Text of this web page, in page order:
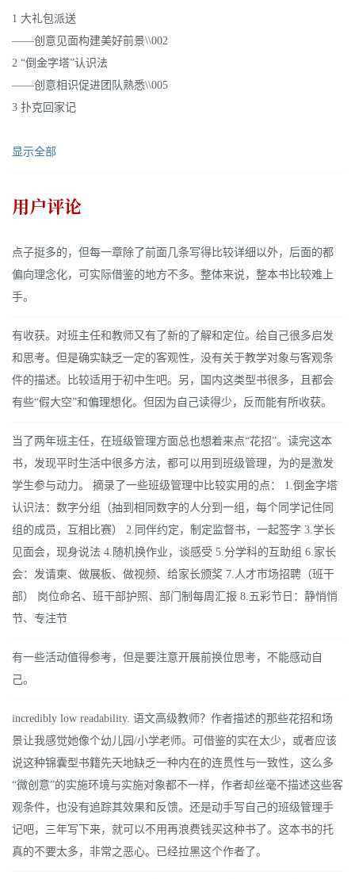
1 大礼包派送
——创意见面构建美好前景\\002
2 “倒金字塔”认识法
——创意相识促进团队熟悉\\005
3 扑克回家记
显示全部
用户评论
点子挺多的，但每一章除了前面几条写得比较详细以外，后面的都
偏向理念化，可实际借鉴的地方不多。整体来说，整本书比较难上
手。
有收获。对班主任和教师又有了新的了解和定位。给自己很多启发
和思考。但是确实缺乏一定的客观性，没有关于教学对象与客观条
件的描述。比较适用于初中生吧。另，国内这类型书很多，且都会
有些“假大空”和偏理想化。但因为自己读得少，反而能有所收获。
当了两年班主任，在班级管理方面总也想着来点“花招”。读完这本
书，发现平时生活中很多方法，都可以用到班级管理，为的是激发
学生参与动力。 摘录了一些班级管理中比较实用的点： 1.倒金字塔
认识法：数字分组（抽到相同数字的人分到一组，每个同学记住同
组的成员，互相比赛） 2.同伴约定，制定监督书，一起签字 3.学长
见面会，现身说法 4.随机换作业，谈感受 5.分学科的互助组 6.家长
会：发请柬、做展板、做视频、给家长颁奖 7.人才市场招聘（班干
部） 岗位命名、班干部护照、部门制每周汇报 8.五彩节日：静悄悄
节、专注节
有一些活动值得参考，但是要注意开展前换位思考，不能感动自
己。
incredibly low readability. 语文高级教师？作者描述的那些花招和场
景让我感觉她像个幼儿园/小学老师。可借鉴的实在太少，或者应该
说这种锦囊型书籍先天地缺乏一种内在的连贯性与一致性，这么多
“微创意”的实施环境与实施对象都不一样，作者却丝毫不描述这些客
观条件，也没有追踪其效果和反馈。还是动手写自己的班级管理手
记吧，三年写下来，就可以不用再浪费钱买这种书了。这本书的托
真的不要太多，非常之恶心。已经拉黑这个作者了。